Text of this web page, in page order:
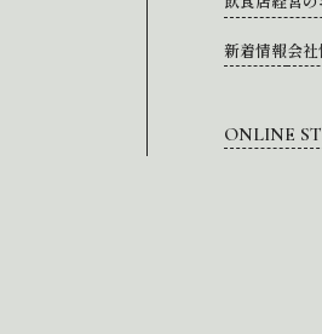
新着情報会
ONLINE